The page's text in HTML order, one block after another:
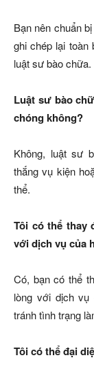
Bạn nên chuẩn
ghi chép lại toàn
luật sư bào chữa.
Luật sư bào
chóng không?
Không, luật sư
thắng vụ kiện
thể.
Tôi có thể thay
với dịch vụ của
Có, bạn có thể
lòng với dịch
tránh tình trạng
Tôi có thể đại